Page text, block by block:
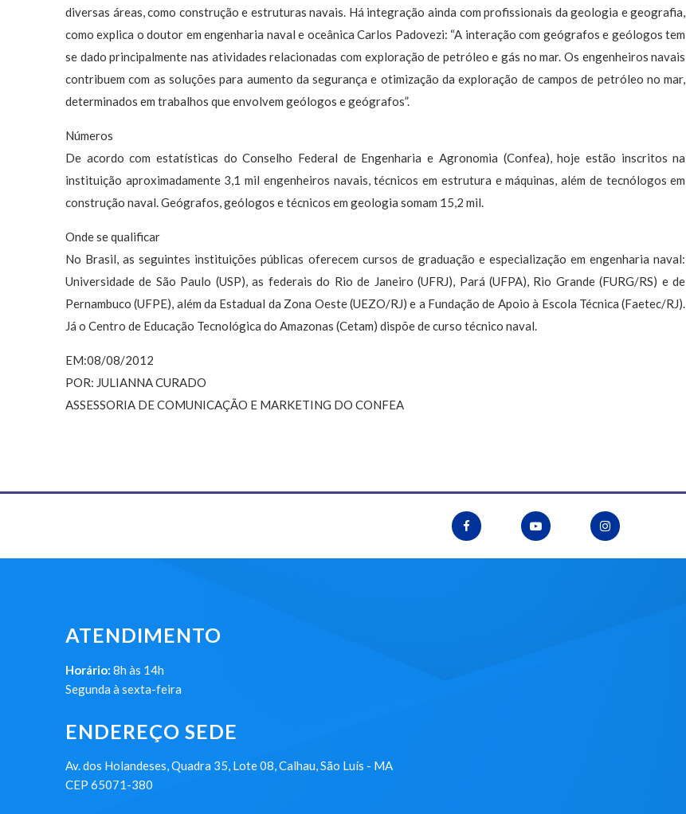
diversas áreas, como construção e estruturas navais. Há integração ainda com profissionais da geologia e geografia,
como explica o doutor em engenharia naval e oceânica Carlos Padovezi: “A interação com geógrafos e geólogos tem
se dado principalmente nas atividades relacionadas com exploração de petróleo e gás no mar. Os engenheiros navais
contribuem com as soluções para aumento da segurança e otimização da exploração de campos de petróleo no mar,
determinados em trabalhos que envolvem geólogos e geógrafos”.
Números
De acordo com estatísticas do Conselho Federal de Engenharia e Agronomia (Confea), hoje estão inscritos na
instituição aproximadamente 3,1 mil engenheiros navais, técnicos em estrutura e máquinas, além de tecnólogos em
construção naval. Geógrafos, geólogos e técnicos em geologia somam 15,2 mil.
Onde se qualificar
No Brasil, as seguintes instituições públicas oferecem cursos de graduação e especialização em engenharia naval:
Universidade de São Paulo (USP), as federais do Rio de Janeiro (UFRJ), Pará (UFPA), Rio Grande (FURG/RS) e de
Pernambuco (UFPE), além da Estadual da Zona Oeste (UEZO/RJ) e a Fundação de Apoio à Escola Técnica (Faetec/RJ).
Já o Centro de Educação Tecnológica do Amazonas (Cetam) dispõe de curso técnico naval.
EM:08/08/2012
POR: JULIANNA CURADO
ASSESSORIA DE COMUNICAÇÃO E MARKETING DO CONFEA
ATENDIMENTO
Horário: 8h às 14h
Segunda à sexta-feira
ENDEREÇO SEDE
Av. dos Holandeses, Quadra 35, Lote 08, Calhau, São Luís - MA
CEP 65071-380